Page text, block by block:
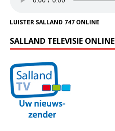
LUISTER SALLAND 747 ONLINE
SALLAND TELEVISIE ONLINE